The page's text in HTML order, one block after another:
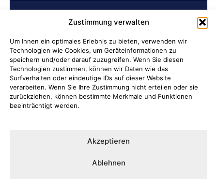
Zustimmung verwalten
Um Ihnen ein optimales Erlebnis zu bieten, verwenden wir
Technologien wie Cookies, um Geräteinformationen zu
speichern und/oder darauf zuzugreifen. Wenn Sie diesen
Technologien zustimmen, können wir Daten wie das
Surfverhalten oder eindeutige IDs auf dieser Website
verarbeiten. Wenn Sie Ihre Zustimmung nicht erteilen oder sie
zurückziehen, können bestimmte Merkmale und Funktionen
beeinträchtigt werden.
Akzeptieren
Ablehnen
BELIEBTE BEITRÄGE
Archiv der Initiative „Jüdisch in
Attendorn“ erschlossen
Soldatenleben damals und heute
Verantwortung übernehmen, wenn
Kinder Schutz und Orientierung
Ni hao in Attendorn
Lauter Abend in der NoiseBox